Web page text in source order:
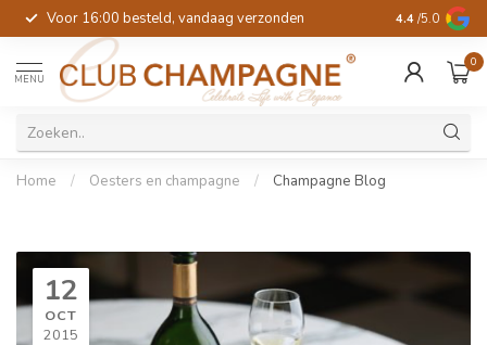
Voor 16:00 besteld, vandaag verzonden 4.4 /5.0
MENU
0
Home / Oesters en champagne / Champagne Blog
12
OCT
2015